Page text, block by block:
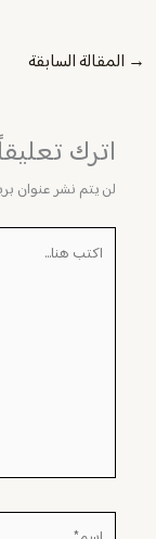
→ المقالة السابقة
اترك
لن يتم نشر عنوان
اسم*